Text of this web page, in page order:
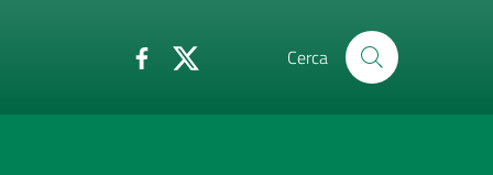
Cerca